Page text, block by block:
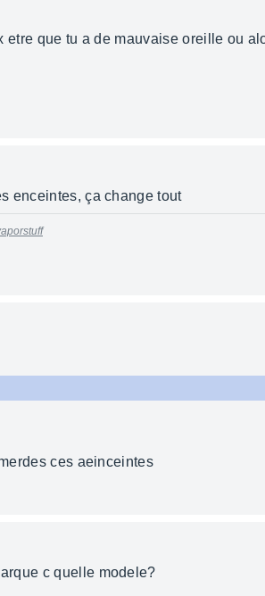
etre que tu a de mauvaise oreille ou
enceintes, ça change tout
ces aeinceintes
c quelle modele?